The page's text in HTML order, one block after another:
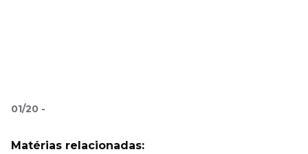
01/20 -
Matérias relacionadas: